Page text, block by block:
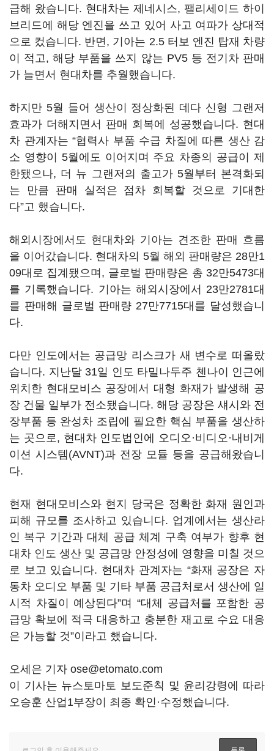
급해 왔습니다. 현대차는 제네시스, 팰리세이드 하이
브리드에 해당 엔진을 쓰고 있어 사고 여파가 상대적
으로 컸습니다. 반면, 기아는 2.5 터보 엔진 탑재 차량
이 적고, 해당 부품을 쓰지 않는 PV5 등 전기차 판매
가 늘면서 현대차를 추월했습니다.
하지만 5월 들어 생산이 정상화된 데다 신형 그랜저
효과가 더해지면서 판매 회복에 성공했습니다. 현대
차 관계자는 “협력사 부품 수급 차질에 따른 생산 감
소 영향이 5월에도 이어지며 주요 차종의 공급이 제
한됐으나, 더 뉴 그랜저의 출고가 5월부터 본격화되
는 만큼 판매 실적은 점차 회복할 것으로 기대한
다”고 했습니다.
해외시장에서도 현대차와 기아는 견조한 판매 흐름
을 이어갔습니다. 현대차의 5월 해외 판매량은 28만1
09대로 집계됐으며, 글로벌 판매량은 총 32만5473대
를 기록했습니다. 기아는 해외시장에서 23만2781대
를 판매해 글로벌 판매량 27만7715대를 달성했습니
다.
다만 인도에서는 공급망 리스크가 새 변수로 떠올랐
습니다. 지난달 31일 인도 타밀나두주 첸나이 인근에
위치한 현대모비스 공장에서 대형 화재가 발생해 공
장 건물 일부가 전소됐습니다. 해당 공장은 섀시와 전
장부품 등 완성차 조립에 필요한 핵심 부품을 생산하
는 곳으로, 현대차 인도법인에 오디오·비디오·내비게
이션 시스템(AVNT)과 전장 모듈 등을 공급해왔습니
다.
현재 현대모비스와 현지 당국은 정확한 화재 원인과
피해 규모를 조사하고 있습니다. 업계에서는 생산라
인 복구 기간과 대체 공급 체계 구축 여부가 향후 현
대차 인도 생산 및 공급망 안정성에 영향을 미칠 것으
로 보고 있습니다. 현대차 관계자는 “화재 공장은 자
동차 오디오 부품 및 기타 부품 공급처로서 생산에 일
시적 차질이 예상된다”며 “대체 공급처를 포함한 공
급망 확보에 적극 대응하고 충분한 재고로 수요 대응
은 가능할 것”이라고 했습니다.
오세은 기자 ose@etomato.com
이 기사는 뉴스토마토 보도준칙 및 윤리강령에 따라
오승훈 산업1부장이 최종 확인·수정했습니다.